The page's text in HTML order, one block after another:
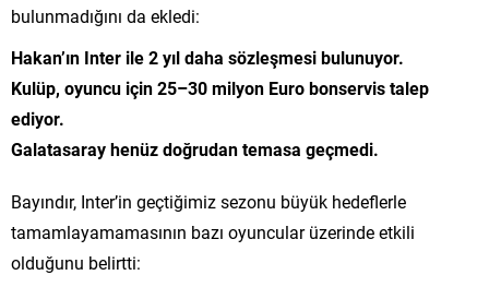
bulunmadığını da ekledi:
Hakan’ın Inter ile 2 yıl daha sözleşmesi bulunuyor.
Kulüp, oyuncu için 25–30 milyon Euro bonservis talep
ediyor.
Galatasaray henüz doğrudan temasa geçmedi.
Bayındır, Inter’in geçtiğimiz sezonu büyük hedeflerle
tamamlayamamasının bazı oyuncular üzerinde etkili
olduğunu belirtti: